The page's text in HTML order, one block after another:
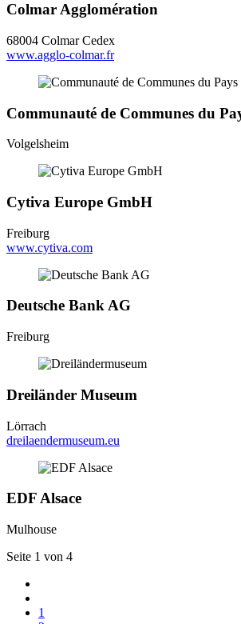
Colmar Agglomération
68004 Colmar Cedex
www.agglo-colmar.fr
Communauté de Communes du
Volgelsheim
Cytiva Europe GmbH
Freiburg
www.cytiva.com
Deutsche Bank AG
Freiburg
Dreiländer Museum
Lörrach
dreilaendermuseum.eu
EDF Alsace
Mulhouse
Seite 1 von 4
1